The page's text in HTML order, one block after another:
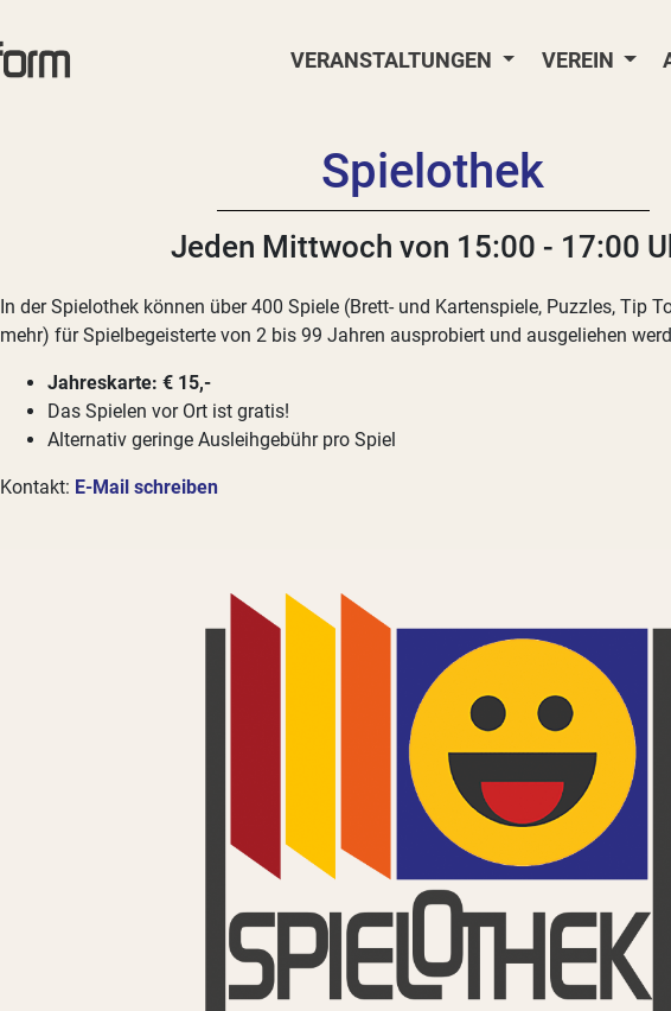
VERANSTALTUNGEN VEREIN
Spielothek
Jeden Mittwoch von 15:00 - 17:00
In der Spielothek können über 400 Spiele (Brett- und Kartenspiele, Puzzles, Tip
mehr) für Spielbegeisterte von 2 bis 99 Jahren ausprobiert und ausgeliehen
Jahreskarte: € 15,-
Das Spielen vor Ort ist gratis!
Alternativ geringe Ausleihgebühr pro Spiel
Kontakt: E-Mail schreiben